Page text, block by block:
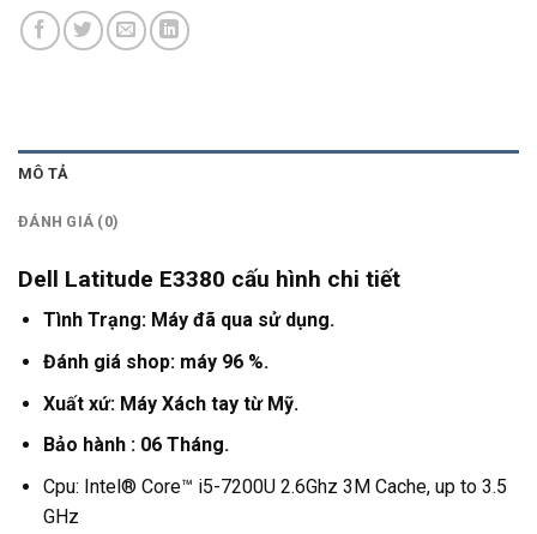
MÔ TẢ
ĐÁNH GIÁ (0)
Dell Latitude E3380 cấu hình chi tiết
Tình Trạng: Máy đã qua sử dụng.
Đánh giá shop: máy 96 %.
Xuất xứ: Máy Xách tay từ Mỹ.
Bảo hành : 06 Tháng.
Cpu: Intel® Core™ i5-7200U 2.6Ghz 3M Cache, up to 3.5
GHz